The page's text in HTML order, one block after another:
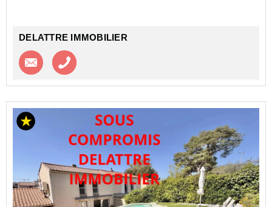
DELATTRE IMMOBILIER
Contacter l'agence